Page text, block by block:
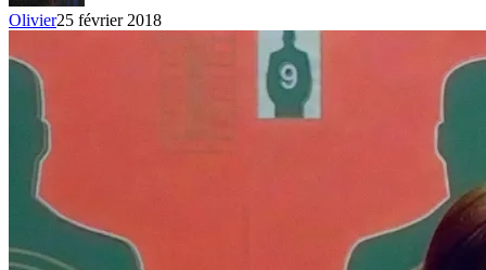
–
CLC
Olivier25 février 2018